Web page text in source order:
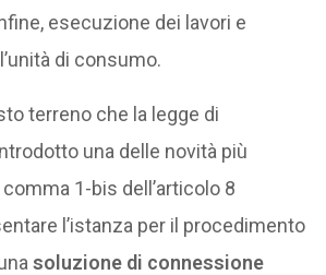
esecuzione dei lavori e
di consumo.
terreno che la legge di
una delle novità più
1-bis dell’articolo 8
l’istanza per il procedimento
soluzione di connessione